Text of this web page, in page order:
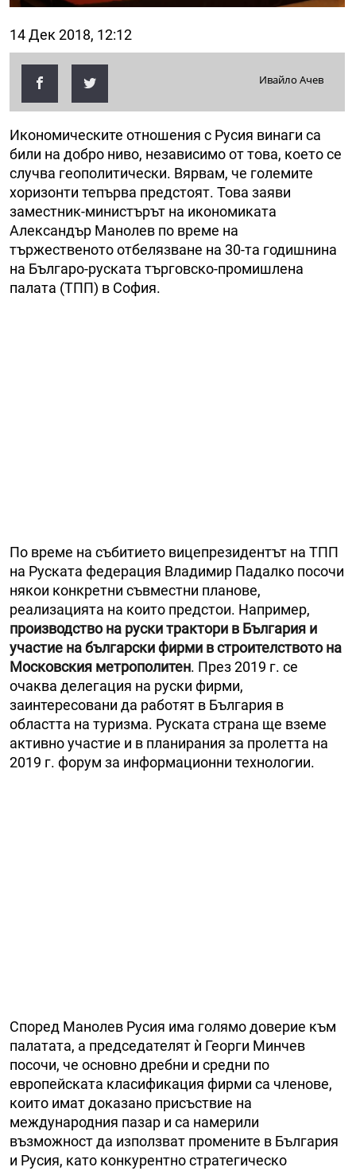
14 Дек 2018, 12:12
Ивайло Ачев
Икономическите отношения с Русия винаги са
били на добро ниво, независимо от това, което се
случва геополитически. Вярвам, че големите
хоризонти тепърва предстоят. Това заяви
заместник-министърът на икономиката
Александър Манолев по време на
тържественото отбелязване на 30-та годишнина
на Българо-руската търговско-промишлена
палата (ТПП) в София.
По време на събитието вицепрезидентът на ТПП
на Руската федерация Владимир Падалко посочи
някои конкретни съвместни планове,
реализацията на които предстои. Например,
производство на руски трактори в България и
участие на български фирми в строителството на
Московския метрополитен. През 2019 г. се
очаква делегация на руски фирми,
заинтересовани да работят в България в
областта на туризма. Руската страна ще вземе
активно участие и в планирания за пролетта на
2019 г. форум за информационни технологии.
Според Манолев Русия има голямо доверие към
палатата, а председателят ѝ Георги Минчев
посочи, че основно дребни и средни по
европейската класификация фирми са членове,
които имат доказано присъствие на
международния пазар и са намерили
възможност да използват промените в България
и Русия, като конкурентно стратегическо